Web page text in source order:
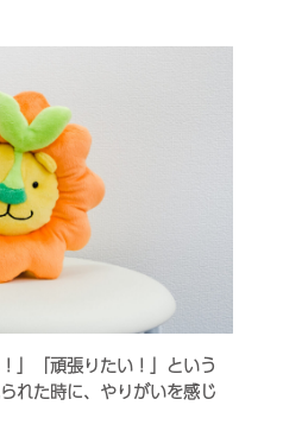
」「頑張りたい！」という
れた時に、やりがいを感じ